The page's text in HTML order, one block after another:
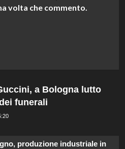
volta che commento.
a Bologna lutto
funerali
produzione industriale in